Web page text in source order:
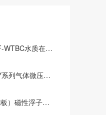
线菌落总数分析检测仪
气体微压差表
液位计常见问题解答